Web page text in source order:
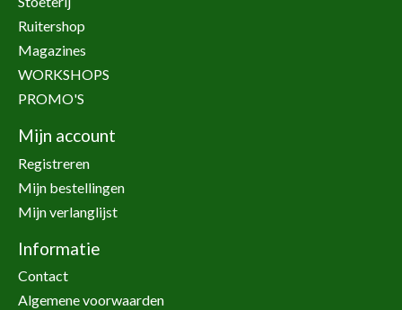
Ruitershop
Magazines
WORKSHOPS
PROMO'S
Mijn account
Registreren
Mijn bestellingen
Mijn verlanglijst
Informatie
Contact
Algemene voorwaarden